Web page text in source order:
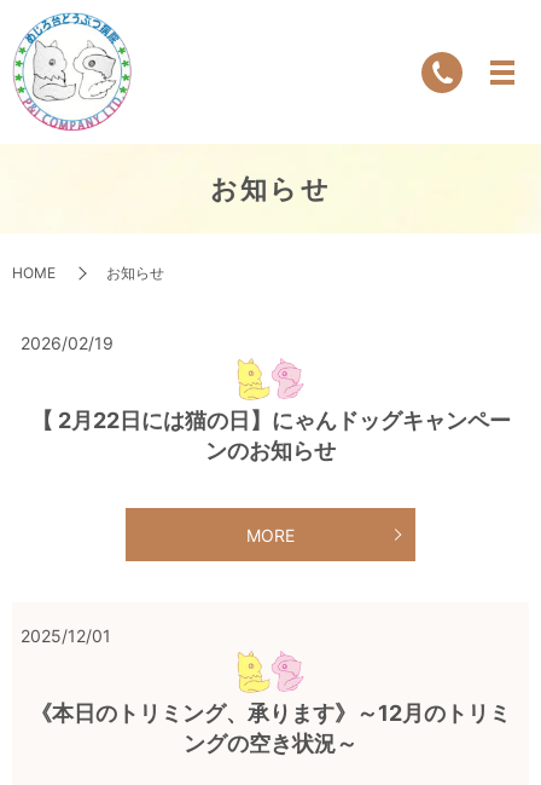
お知らせ
HOME お知らせ
2026/02/19
【 2月22日には猫の日】にゃんドッグキャンペー
ンのお知らせ
MORE
2025/12/01
《本日のトリミング、承ります》～12月のトリミ
ングの空き状況～